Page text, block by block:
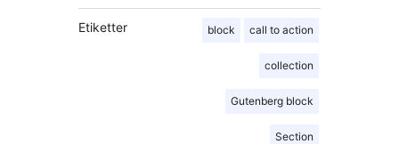
Etiketter block call to action
collection
Gutenberg block
Section